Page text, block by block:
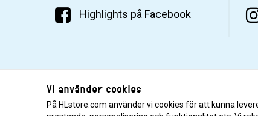
Highlights på Facebook
Vi använder cookies
På HLstore.com använder vi cookies för att kunna